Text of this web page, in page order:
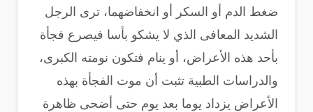
ضغط الدم أو السكر أو انخفاضهما، ترى الرجل
الشديد المعافى الذي لا يشكو بأسا فيصرع فجأة
بأحد هذه الأعراض، أو ينام فتكون نومته الكبرى،
والدراسات الطبية تثبت أن موت الفجأة بهذه
الأعراض يزداد يوما بعد يوم حتى أضحى ظاهرة